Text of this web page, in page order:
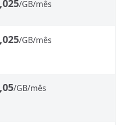
/GB/mês
/GB/mês
/GB/mês